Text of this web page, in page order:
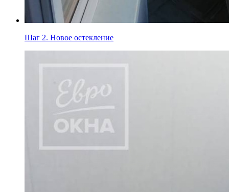
Шаг 2. Новое остекление